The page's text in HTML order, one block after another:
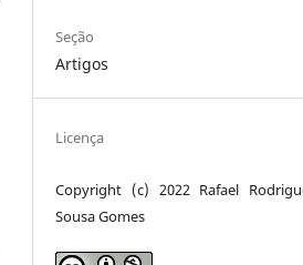
Seção
Artigos
Licença
Copyright (c) 2022 Rafael
Sousa Gomes